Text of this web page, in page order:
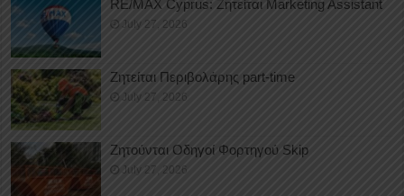
RE/MAX Cyprus: Ζητείται Marketing Assistant
July 27, 2026
Ζητείται Περιβολάρης part-time
July 27, 2026
Ζητούνται Οδηγοί Φορτηγού Skip
July 27, 2026